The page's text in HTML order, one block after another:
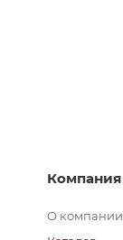
Компания
О компании